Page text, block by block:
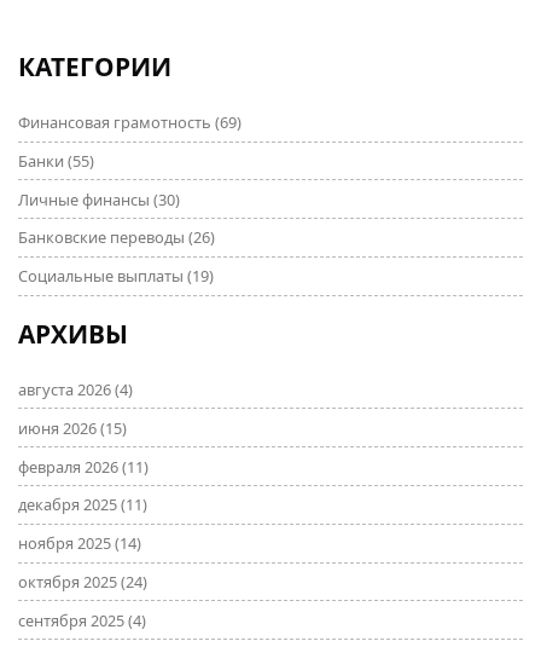
КАТЕГОРИИ
Финансовая грамотность (69)
Банки (55)
Личные финансы (30)
Банковские переводы (26)
Социальные выплаты (19)
АРХИВЫ
августа 2026(4)
июня 2026(15)
февраля 2026(11)
декабря 2025(11)
ноября 2025(14)
октября 2025(24)
сентября 2025(4)